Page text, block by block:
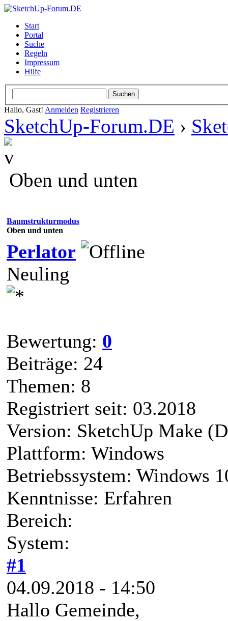
Start
Portal
Suche
Regeln
Impressum
Hilfe
Hallo, Gast! Anmelden Registrieren
SketchUp-Forum.DE ›
Oben und unten
Baumstrukturmodus
Oben und unten
Perlator
Neuling
Bewertung: 0
Beiträge: 24
Themen: 8
Registriert seit: 03.2018
Version: SketchUp Make
Plattform: Windows
Betriebssystem: Windows
Kenntnisse: Erfahren
Bereich:
System:
#1
04.09.2018 - 14:50
Hallo Gemeinde,